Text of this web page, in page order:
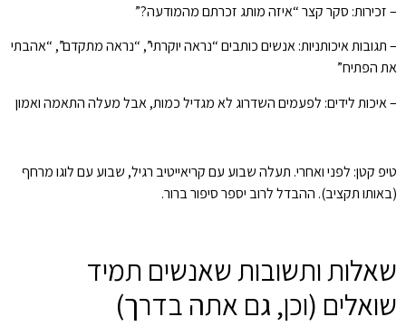
– זכירות: סקר קצר “איזה מותג זכרתם מהמודעה?”
– תגובות איכותניות: אנשים כותבים “נראה יוקרתי”, “נראה מתקדם”, “אהבתי
את הפתיח”
– איכות לידים: לפעמים השדרוג לא מגדיל כמות, אבל מעלה התאמה ואמון
טיפ קטן: לפני ואחרי. תעלה שבוע עם קריאייטיב רגיל, שבוע עם לוגו מרחף
(באותו תקציב). ההבדל לרוב יספר סיפור ברור.
שאלות ותשובות שאנשים תמיד
שואלים (וכן, גם אתה בדרך)